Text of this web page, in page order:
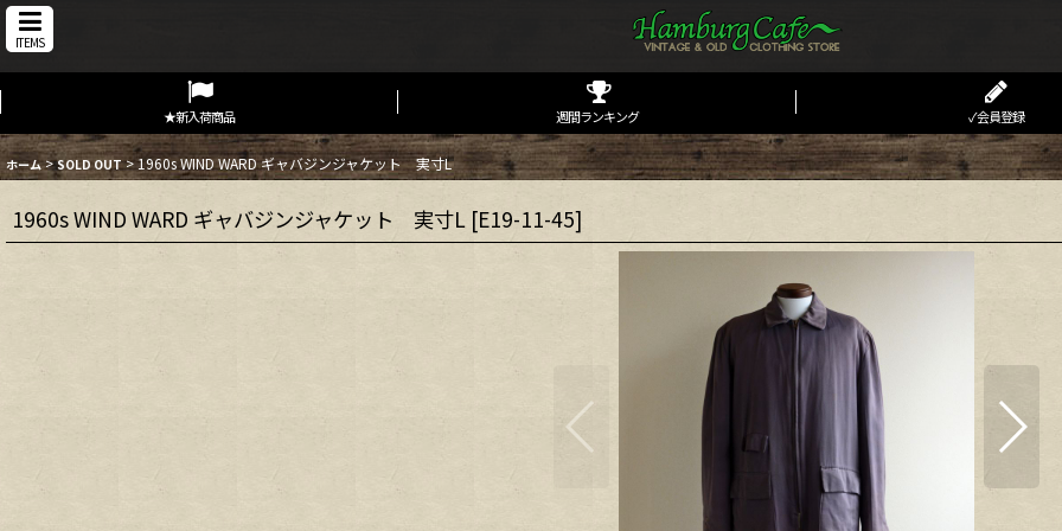
ITEMS
★新入荷商品 週間ランキング ✓会員登録
ホーム > SOLD OUT >1960s WIND WARD ギャバジンジャケット 実寸L
1960s WIND WARD ギャバジンジャケット 実寸L [E19-11-45]